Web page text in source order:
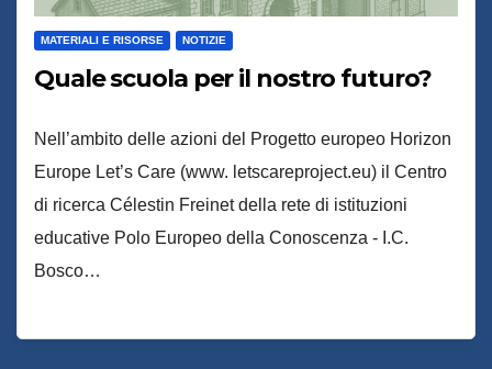
MATERIALI E RISORSE NOTIZIE
Quale scuola per il nostro futuro?
Nell’ambito delle azioni del Progetto europeo Horizon
Europe Let’s Care (www. letscareproject.eu) il Centro
di ricerca Célestin Freinet della rete di istituzioni
educative Polo Europeo della Conoscenza - I.C.
Bosco…